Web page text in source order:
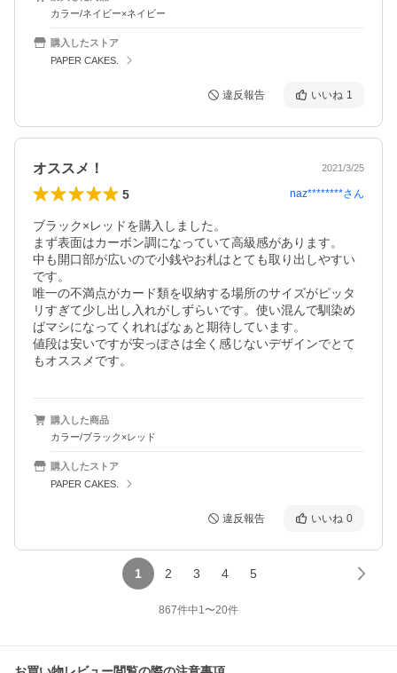
カラー/ネイビー×ネイビー
購入したストア
PAPER CAKES.
違反報告 いいね 1
オススメ！ 2021/3/25
5 naz********さん
ブラック×レッドを購入しました。
まず表面はカーボン調になっていて高級感があります。
中も開口部が広いので小銭やお札はとても取り出しやすい
です。
唯一の不満点がカード類を収納する場所のサイズがピッタ
リすぎて少し出し入れがしずらいです。使い混んで馴染め
ばマシになってくれればなぁと期待しています。
値段は安いですが安っぽさは全く感じないデザインでとて
もオススメです。
購入した商品
カラー/ブラック×レッド
購入したストア
PAPER CAKES.
違反報告 いいね 0
1 2 3 4 5
867件中1〜20件